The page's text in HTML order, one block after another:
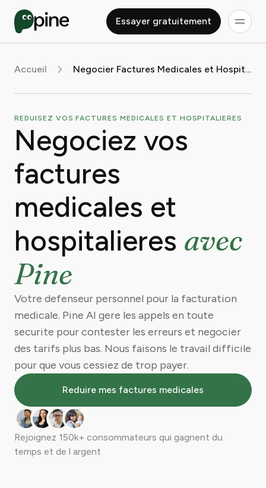
Essayer gratuitement
Accueil Negocier Factures Medicales et Hospitalieres
REDUISEZ VOS FACTURES MEDICALES ET HOSPITALIERES
Negociez vos
factures
medicales et
hospitalieres avec
Pine
Votre defenseur personnel pour la facturation
medicale. Pine AI gere les appels en toute
securite pour contester les erreurs et negocier
des tarifs plus bas. Nous faisons le travail difficile
pour que vous cessiez de trop payer.
Reduire mes factures medicales
Rejoignez 150k+ consommateurs qui gagnent du
temps et de l argent